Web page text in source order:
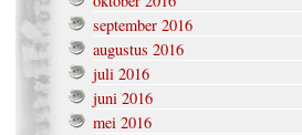
september 2016
augustus 2016
juli 2016
juni 2016
mei 2016